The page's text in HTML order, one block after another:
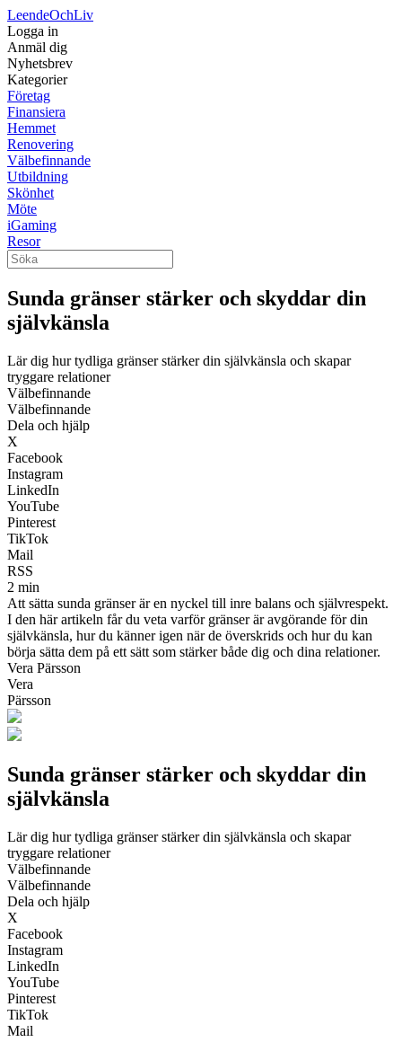
LeendeOchLiv
Logga in
Anmäl dig
Nyhetsbrev
Kategorier
Företag
Finansiera
Hemmet
Renovering
Välbefinnande
Utbildning
Skönhet
Möte
iGaming
Resor
Sunda gränser stärker och skyddar din
självkänsla
Lär dig hur tydliga gränser stärker din självkänsla och skapar
tryggare relationer
Välbefinnande
Välbefinnande
Dela och hjälp
X
Facebook
Instagram
LinkedIn
YouTube
Pinterest
TikTok
Mail
RSS
2 min
Att sätta sunda gränser är en nyckel till inre balans och självrespekt.
I den här artikeln får du veta varför gränser är avgörande för din
självkänsla, hur du känner igen när de överskrids och hur du kan
börja sätta dem på ett sätt som stärker både dig och dina relationer.
Vera Pärsson
Vera
Pärsson
Sunda gränser stärker och skyddar din
självkänsla
Lär dig hur tydliga gränser stärker din självkänsla och skapar
tryggare relationer
Välbefinnande
Välbefinnande
Dela och hjälp
X
Facebook
Instagram
LinkedIn
YouTube
Pinterest
TikTok
Mail